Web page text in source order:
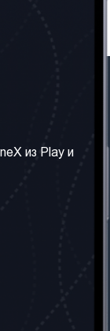
и Условия
сети
из Play и